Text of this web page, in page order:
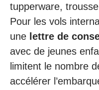
tupperware,
Pour les vols
une lettre de
avec de jeunes
limitent le nombre
accélérer